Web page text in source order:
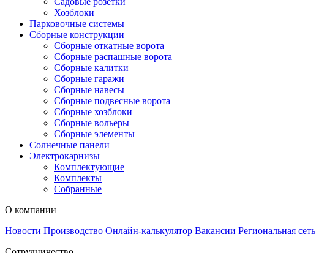
Хозблоки
Парковочные системы
Сборные конструкции
Сборные откатные ворота
Сборные распашные ворота
Сборные калитки
Сборные гаражи
Сборные навесы
Сборные подвесные ворота
Сборные хозблоки
Сборные вольеры
Сборные элементы
Солнечные панели
Электрокарнизы
Комплектующие
Комплекты
Собранные
О компании
Новости Производство Онлайн-калькулятор Вакансии Региональная сеть